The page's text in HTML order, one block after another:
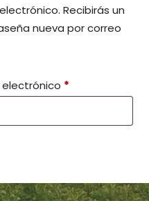
Recibirás un
nueva por correo
*